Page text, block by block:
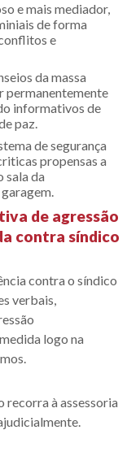
e mais mediador,
deforma
e
da massa
permanentemente
informativos de
paz.
de segurança
propensas a
sala da
de agressão
contra síndico
contra o síndico
verbais,
logo na
recorra à assessoria